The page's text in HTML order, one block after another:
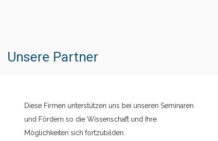
Unsere Partner
Diese Firmen unterstützen uns bei unseren Seminaren
und Fördern so die Wissenschaft und Ihre
Möglichkeiten sich fortzubilden.